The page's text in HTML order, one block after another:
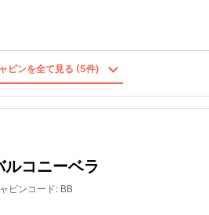
ビンを全て見る (5件)
ルコニーベラ
ビンコード: BB